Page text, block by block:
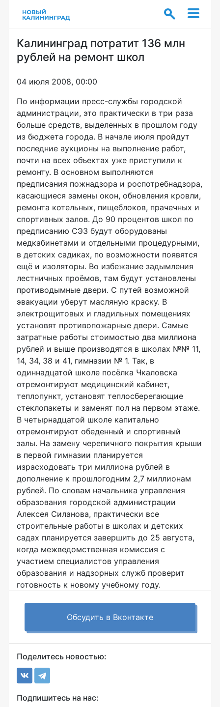
Калининград потратит 136 млн
рублей на ремонт школ
04 июля 2008, 00:00
По информации пресс-службы городской
администрации, это практически в три раза
больше средств, выделенных в прошлом году
из бюджета города. В начале июля пройдут
последние аукционы на выполнение работ,
почти на всех объектах уже приступили к
ремонту. В основном выполняются
предписания пожнадзора и роспотребнадзора,
касающиеся замены окон, обновления кровли,
ремонта котельных, пищеблоков, прачечных и
спортивных залов. До 90 процентов школ по
предписанию СЭЗ будут оборудованы
медкабинетами и отдельными процедурными,
в детских садиках, по возможности появятся
ещё и изоляторы. Во избежание задымления
лестничных проёмов, там будут установлены
противодымные двери. С путей возможной
эвакуации уберут масляную краску. В
электрощитовых и гладильных помещениях
установят противопожарные двери. Самые
затратные работы стоимостью два миллиона
рублей и выше производятся в школах №№ 11,
14, 34, 38 и 41, гимназии № 1. Так, в
одиннадцатой школе посёлка Чкаловска
отремонтируют медицинский кабинет,
теплопункт, установят теплосберегающие
стеклопакеты и заменят пол на первом этаже.
В четырнадцатой школе капитально
отремонтируют обеденный и спортивный
залы. На замену черепичного покрытия крыши
в первой гимназии планируется
израсходовать три миллиона рублей в
дополнение к прошлогодним 2,7 миллионам
рублей. По словам начальника управления
образования городской администрации
Алексея Силанова, практически все
строительные работы в школах и детских
садах планируется завершить до 25 августа,
когда межведомственная комиссия с
участием специалистов управления
образования и надзорных служб проверит
готовность к новому учебному году.
Обсудить в Вконтакте
Поделитесь новостью:
Подпишитесь на нас: